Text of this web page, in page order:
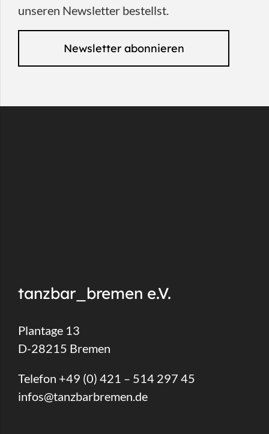
unseren Newsletter bestellst.
Newsletter abonnieren
tanzbar_bremen e.V.
Plantage 13
D-28215 Bremen
Telefon +49 (0) 421 – 514 297 45
infos@tanzbarbremen.de